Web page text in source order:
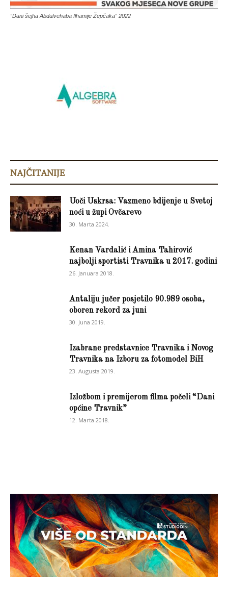
“Dani šejha Abdulvehaba Ilhamije Žepčaka” 2022
NAJČITANIJE
Uoči Uskrsa: Vazmeno bdijenje u Svetoj
noći u župi Ovčarevo
30. Marta 2024.
Kenan Vardalić i Amina Tahirović
najbolji sportisti Travnika u 2017. godini
26. Januara 2018.
Antaliju jučer posjetilo 90.989 osoba,
oboren rekord za juni
30. Juna 2019.
Izabrane predstavnice Travnika i Novog
Travnika na Izboru za fotomodel BiH
23. Augusta 2019.
Izložbom i premijerom filma počeli “Dani
općine Travnik”
12. Marta 2018.